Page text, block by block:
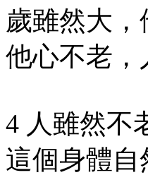
歲雖然大
他心不老，
4 人雖然不
這個身體